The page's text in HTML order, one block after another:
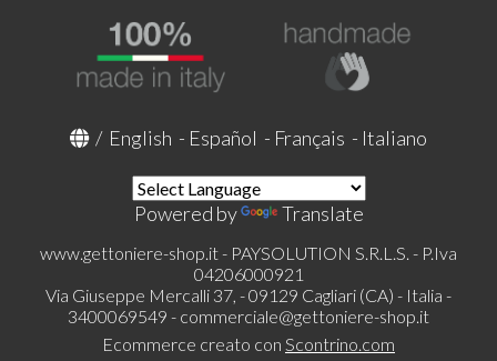
/ English - Español - Français - Italiano
Powered by Translate
www.gettoniere-shop.it - PAYSOLUTION S.R.L.S. - P.Iva
04206000921
Via Giuseppe Mercalli 37, - 09129 Cagliari (CA) - Italia -
3400069549 - commerciale@gettoniere-shop.it
Ecommerce creato con Scontrino.com